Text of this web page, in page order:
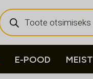
Products
E-POOD MEIST